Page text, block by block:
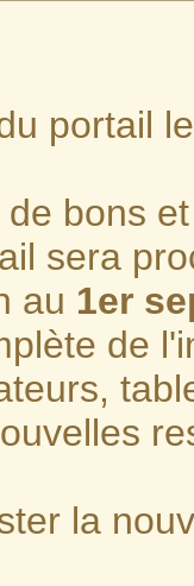
portail
bons
sera
au 1er
de
la